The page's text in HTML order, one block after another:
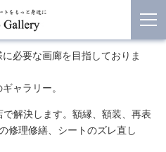
必要な画廊を目指しておりま
ャラリー。
解決します。額縁、額装、再表
修理修繕、シートのズレ直し